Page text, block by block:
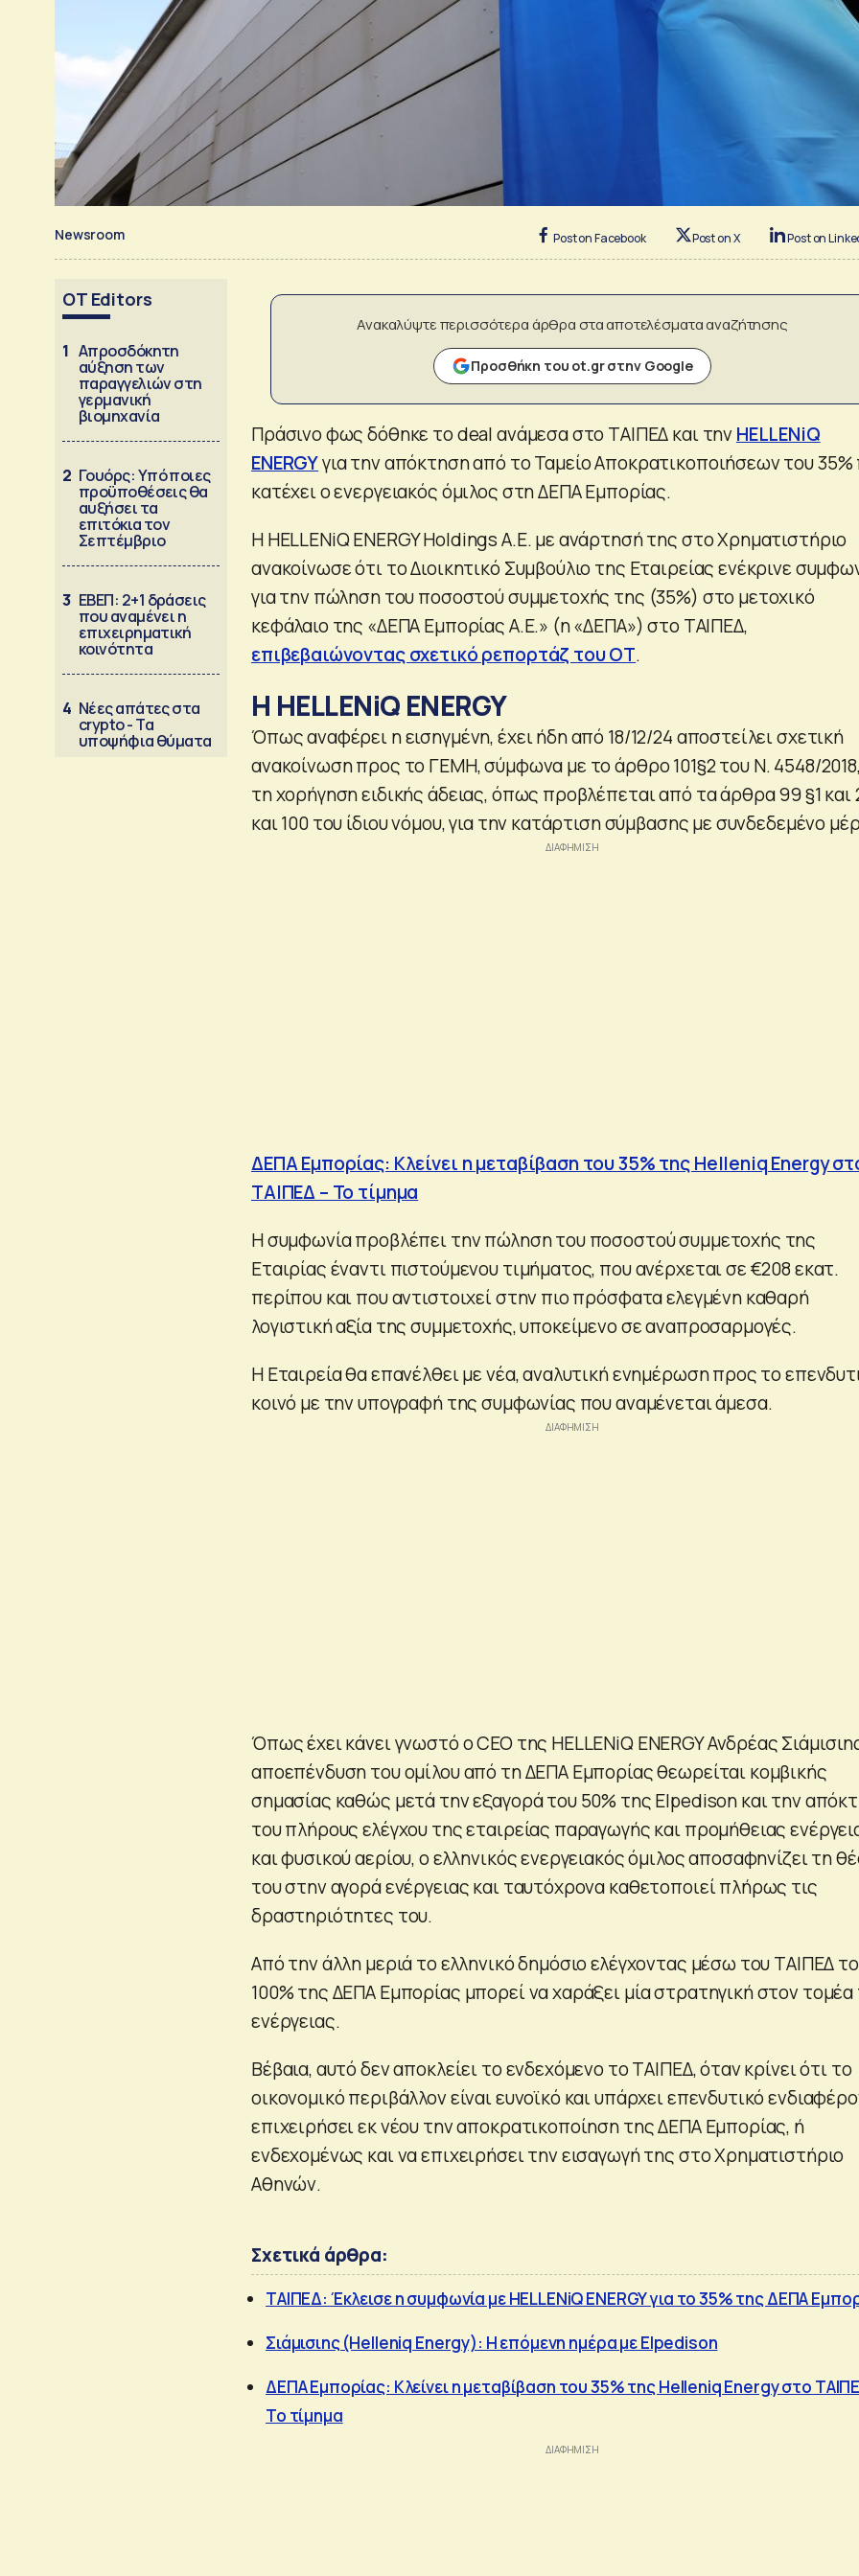
Newsroom Post on Facebook Post on X Post on
OT Editors
1 Απροσδόκητη
αύξηση των
παραγγελιών στη
γερμανική
βιομηχανία
2 Γουόρς: Υπό ποιες
προϋποθέσεις θα
αυξήσει τα
επιτόκια τον
Σεπτέμβριο
3 ΕΒΕΠ: 2+1 δράσεις
που αναμένει η
επιχειρηματική
κοινότητα
4 Νέες απάτες στα
crypto - Τα
υποψήφια θύματα
Ανακαλύψτε περισσότερα άρθρα στα αποτελέσματα αναζήτησης
Προσθήκη του ot.gr στην Google
Πράσινο φως δόθηκε το deal ανάμεσα στο ΤΑΙΠΕΔ και την HELLENiQ
ENERGYγια την απόκτηση από το Ταμείο Αποκρατικοποιήσεων του 35%
κατέχει ο ενεργειακός όμιλος στη ΔΕΠΑ Εμπορίας.
Η HELLENiQ ENERGY Holdings A.E. με ανάρτησή της στο Χρηματιστήριο
ανακοίνωσε ότι το Διοικητικό Συμβούλιο της Εταιρείας ενέκρινε
για την πώληση του ποσοστού συμμετοχής της (35%) στο μετοχικό
κεφάλαιο της «ΔΕΠΑ Εμπορίας Α.Ε.» (η «ΔΕΠΑ») στο ΤΑΙΠΕΔ,
επιβεβαιώνοντας σχετικό ρεπορτάζ του ΟΤ.
Η HELLENiQ ENERGY
Όπως αναφέρει η εισηγμένη, έχει ήδη από 18/12/24 αποστείλει σχετική
ανακοίνωση προς το ΓΕΜΗ, σύμφωνα με το άρθρο 101§2 του Ν. 4548/2018,
τη χορήγηση ειδικής άδειας, όπως προβλέπεται από τα άρθρα 99 §1 και
και 100 του ίδιου νόμου, για την κατάρτιση σύμβασης με συνδεδεμένο
ΔΕΠΑ Εμπορίας: Κλείνει η μεταβίβαση του 35% της Helleniq Energy
ΤΑΙΠΕΔ – Το τίμημα
Η συμφωνία προβλέπει την πώληση του ποσοστού συμμετοχής της
Εταιρίας έναντι πιστούμενου τιμήματος, που ανέρχεται σε €208 εκατ.
περίπου και που αντιστοιχεί στην πιο πρόσφατα ελεγμένη καθαρή
λογιστική αξία της συμμετοχής, υποκείμενο σε αναπροσαρμογές.
Η Εταιρεία θα επανέλθει με νέα, αναλυτική ενημέρωση προς το
κοινό με την υπογραφή της συμφωνίας που αναμένεται άμεσα.
Όπως έχει κάνει γνωστό ο CEO της HELLENiQ ENERGY Ανδρέας
αποεπένδυση του ομίλου από τη ΔΕΠΑ Εμπορίας θεωρείται κομβικής
σημασίας καθώς μετά την εξαγορά του 50% της Elpedison και την
του πλήρους ελέγχου της εταιρείας παραγωγής και προμήθειας
και φυσικού αερίου, ο ελληνικός ενεργειακός όμιλος αποσαφηνίζει τη
του στην αγορά ενέργειας και ταυτόχρονα καθετοποιεί πλήρως τις
δραστηριότητες του.
Από την άλλη μεριά το ελληνικό δημόσιο ελέγχοντας μέσω του ΤΑΙΠΕΔ το
100% της ΔΕΠΑ Εμπορίας μπορεί να χαράξει μία στρατηγική στον τομέα
ενέργειας.
Βέβαια, αυτό δεν αποκλείει το ενδεχόμενο το ΤΑΙΠΕΔ, όταν κρίνει ότι το
οικονομικό περιβάλλον είναι ευνοϊκό και υπάρχει επενδυτικό
επιχειρήσει εκ νέου την αποκρατικοποίηση της ΔΕΠΑ Εμπορίας, ή
ενδεχομένως και να επιχειρήσει την εισαγωγή της στο Χρηματιστήριο
Αθηνών.
Σχετικά άρθρα:
ΤΑΙΠΕΔ: Έκλεισε η συμφωνία με HELLENiQ ENERGY για το 35% της ΔΕΠΑ
Σιάμισιης (Helleniq Energy): Η επόμενη ημέρα με Elpedison
ΔΕΠΑ Εμπορίας: Κλείνει η μεταβίβαση του 35% της Helleniq Energy στο
Το τίμημα